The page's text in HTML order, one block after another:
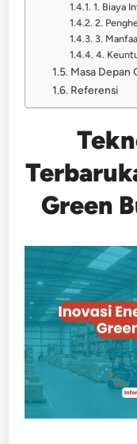
1. Biaya
2.
3.
4.
Masa Depan
Referensi
Green